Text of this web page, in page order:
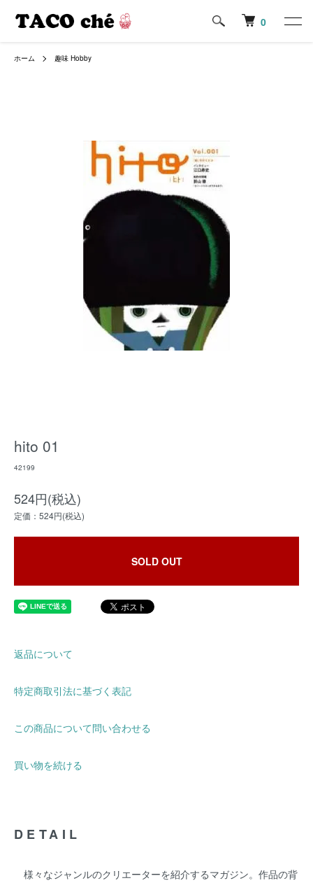
0
ホーム 趣味 Hobby
hito 01
42199
524円(税込)
定価：524円(税込)
SOLD OUT
返品について
特定商取引法に基づく表記
この商品について問い合わせる
買い物を続ける
DETAIL
様々なジャンルのクリエーターを紹介するマガジン。作品の背